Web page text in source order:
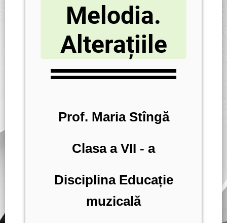
Melodia.
Alterațiile
Prof. Maria Stîngă
Clasa a VII - a
Disciplina Educație
muzicală